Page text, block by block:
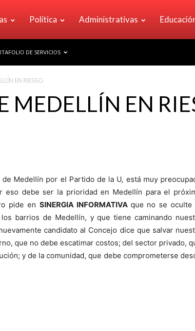
Política Administrativas
DE SERVICIOS
EN RIESGO
MEDELLÍN EN
Medellín por el Partido de la U, está muy
eso debe ser la prioridad en Medellín para el
pide en SINERGIA INFORMATIVA que no se oculte
barrios de Medellín, y que tiene caminando
candidato al Concejo dice que salvar
que no debe escatimar costos; del sector privado,
y de la comunidad, que debe comprometerse